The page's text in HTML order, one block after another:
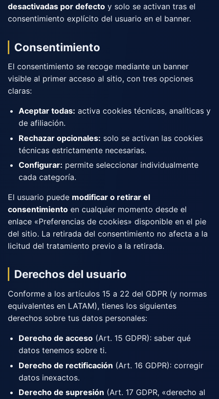
desactivadas por defecto y solo se activan tras el
consentimiento explícito del usuario en el banner.
Consentimiento
El consentimiento se recoge mediante un banner
visible al primer acceso al sitio, con tres opciones
claras:
Aceptar todas: activa cookies técnicas, analíticas y
de afiliación.
Rechazar opcionales: solo se activan las cookies
técnicas estrictamente necesarias.
Configurar: permite seleccionar individualmente
cada categoría.
El usuario puede modificar o retirar el
consentimiento en cualquier momento desde el
enlace «Preferencias de cookies» disponible en el pie
del sitio. La retirada del consentimiento no afecta a la
licitud del tratamiento previo a la retirada.
Derechos del usuario
Conforme a los artículos 15 a 22 del GDPR (y normas
equivalentes en LATAM), tienes los siguientes
derechos sobre tus datos personales:
Derecho de acceso (Art. 15 GDPR): saber qué
datos tenemos sobre ti.
Derecho de rectificación (Art. 16 GDPR): corregir
datos inexactos.
Derecho de supresión (Art. 17 GDPR, «derecho al